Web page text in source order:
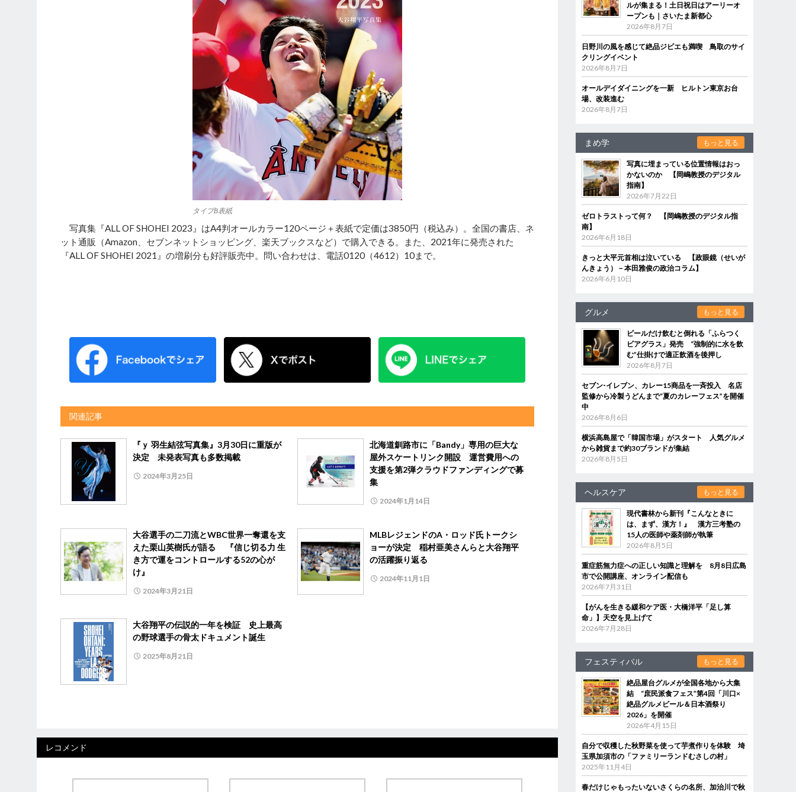
タイプB表紙
写真集『ALL OF SHOHEI 2023』はA4判オールカラー120ページ＋表紙で定価は3850円（税込み）。全国の書店、ネ
ット通販（Amazon、セブンネットショッピング、楽天ブックスなど）で購入できる。また、2021年に発売された
『ALL OF SHOHEI 2021』の増刷分も好評販売中。問い合わせは、電話0120（4612）10まで。
関連記事
『ｙ 羽生結弦写真集』3月30日に重版が
決定 未発表写真も多数掲載
2024年3月25日
北海道釧路市に「Bandy」専用の巨大な
屋外スケートリンク開設 運営費用への
支援を第2弾クラウドファンディングで募
集
2024年1月14日
大谷選手の二刀流とWBC世界一奪還を支
えた栗山英樹氏が語る 『信じ切る力 生
き方で運をコントロールする52の心が
け』
2024年3月21日
MLBレジェンドのA・ロッド氏トークシ
ョーが決定 稲村亜美さんらと大谷翔平
の活躍振り返る
2024年11月1日
大谷翔平の伝説的一年を検証 史上最高
の野球選手の骨太ドキュメント誕生
2025年8月21日
レコメンド
ルが集まる！土日祝日はアーリーオ
ープンも｜さいたま新都心
2026年8月7日
日野川の風を感じて絶品ジビエも満喫 鳥取のサイ
クリングイベント
2026年8月7日
オールデイダイニングを一新 ヒルトン東京お台
場、改装進む
2026年8月7日
まめ学 もっと見る
写真に埋まっている位置情報はおっ
かないのか 【岡嶋教授のデジタル
指南】
2026年7月22日
ゼロトラストって何？ 【岡嶋教授のデジタル指
南】
2026年6月18日
きっと大平元首相は泣いている 【政眼鏡（せいが
んきょう）－本田雅俊の政治コラム】
2026年6月10日
グルメ もっと見る
ビールだけ飲むと倒れる「ふらつく
ビアグラス」発売 “強制的に水を飲
む”仕掛けで適正飲酒を後押し
2026年8月7日
セブン‐イレブン、カレー15商品を一斉投入 名店
監修から冷製うどんまで“夏のカレーフェス”を開催
中
2026年8月6日
横浜高島屋で「韓国市場」がスタート 人気グルメ
から雑貨まで約30ブランドが集結
2026年8月5日
ヘルスケア もっと見る
現代書林から新刊『こんなときに
は、まず、漢方！』 漢方三考塾の
15人の医師や薬剤師が執筆
2026年8月5日
重症筋無力症への正しい知識と理解を 8月8日広島
市で公開講座、オンライン配信も
2026年7月31日
【がんを生きる緩和ケア医・大橋洋平「足し算
命」】天空を見上げて
2026年7月28日
フェスティバル もっと見る
絶品屋台グルメが全国各地から大集
結 “庶民派食フェス”第4回「川口×
絶品グルメビール＆日本酒祭り
2026」を開催
2026年4月15日
自分で収穫した秋野菜を使って芋煮作りを体験 埼
玉県加須市の「ファミリーランドむさしの村」
2025年11月4日
春だけじゃもったいないさくらの名所、加治川で秋